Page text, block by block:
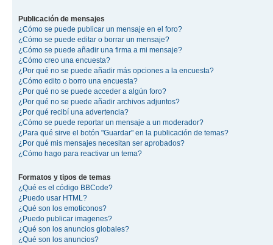
Publicación de mensajes
¿Cómo se puede publicar un mensaje en el foro?
¿Cómo se puede editar o borrar un mensaje?
¿Cómo se puede añadir una firma a mi mensaje?
¿Cómo creo una encuesta?
¿Por qué no se puede añadir más opciones a la encuesta?
¿Cómo edito o borro una encuesta?
¿Por qué no se puede acceder a algún foro?
¿Por qué no se puede añadir archivos adjuntos?
¿Por qué recibí una advertencia?
¿Cómo se puede reportar un mensaje a un moderador?
¿Para qué sirve el botón "Guardar" en la publicación de temas?
¿Por qué mis mensajes necesitan ser aprobados?
¿Cómo hago para reactivar un tema?
Formatos y tipos de temas
¿Qué es el código BBCode?
¿Puedo usar HTML?
¿Qué son los emoticonos?
¿Puedo publicar imagenes?
¿Qué son los anuncios globales?
¿Qué son los anuncios?